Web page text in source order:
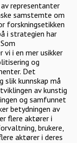
representanter
samstemte om
forskningsetikken
i strategien har
vi i en mer usikker
og
Det
slik kunnskap må
av kunstig
og samfunnet
betydningen av
flere aktører i
brukere,
aktører i deres